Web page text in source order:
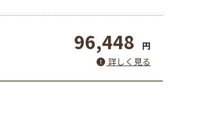
96,448
円
詳しく見る